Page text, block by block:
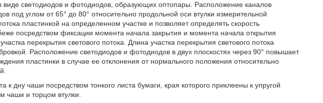
светодиодов и фотодиодов, образующих оптопары. Расположение каналов
под углом от 65° до 80° относительно продольной оси втулки измерительной
пластинкой на определенном участке и позволяет определять скорость
посредством фиксации момента начала закрытия и момента начала открытия
перекрытия светового потока. Длина участка перекрытия светового потока
Расположение светодиодов и фотодиодов в двух плоскостях через 90° повышает
пластинки в случае ее отклонения от нормального положения относительно
к дну чаши посредством тонкого листа бумаги, края которого приклеены к упругой
чаши и торцом втулки.